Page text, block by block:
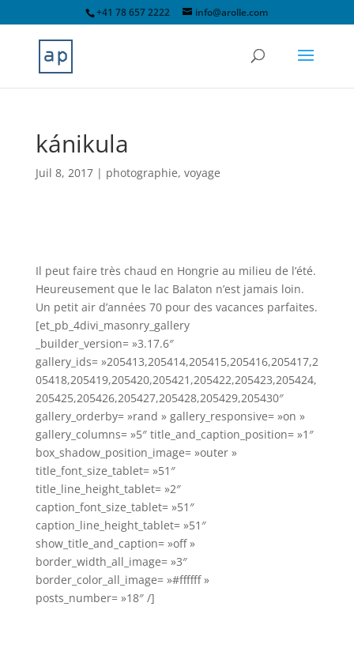
+41 78 657 2222 info@arolle.com
kánikula
Juil 8, 2017| photographie, voyage
Il peut faire très chaud en Hongrie au milieu de l’été.
Heureusement que le lac Balaton n’est jamais loin.
Un petit air d’années 70 pour des vacances parfaites.
[et_pb_4divi_masonry_gallery
_builder_version= »3.17.6″
gallery_ids= »205413,205414,205415,205416,205417,2
05418,205419,205420,205421,205422,205423,205424,
205425,205426,205427,205428,205429,205430″
gallery_orderby= »rand » gallery_responsive= »on »
gallery_columns= »5″ title_and_caption_position= »1″
box_shadow_position_image= »outer »
title_font_size_tablet= »51″
title_line_height_tablet= »2″
caption_font_size_tablet= »51″
caption_line_height_tablet= »51″
show_title_and_caption= »off »
border_width_all_image= »3″
border_color_all_image= »#ffffff »
posts_number= »18″ /]